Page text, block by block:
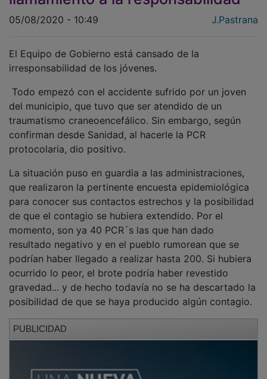
irresponsabilidad de los jóvenes.
del municipio, que tuvo que ser atendido de un
traumatismo craneoencefálico. Sin embargo, según
confirman desde Sanidad, al hacerle la PCR
protocolaria, dio positivo.
que realizaron la pertinente encuesta epidemiológica
para conocer sus contactos estrechos y la posibilidad
de que el contagio se hubiera extendido. Por el
momento, son ya 40 PCR´s las que han dado
resultado negativo y en el pueblo rumorean que se
podrían haber llegado a realizar hasta 200. Si hubiera
ocurrido lo peor, el brote podría haber revestido
gravedad... y de hecho todavía no se ha descartado la
posibilidad de que se haya producido algún contagio.